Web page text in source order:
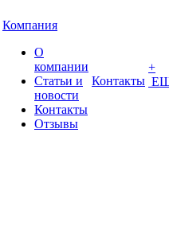
Компания
О
компании
Статьи и
новости
Контакты
Отзывы
Контакты
+